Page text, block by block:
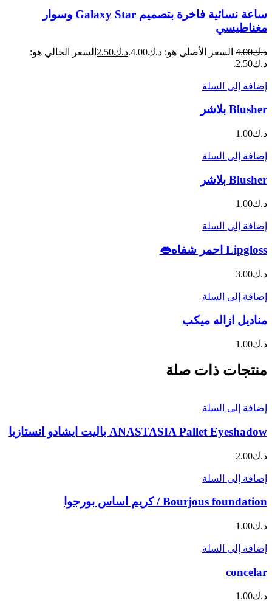
ساعة نسائية فاخرة بتصميم Galaxy Star وسوار
مغناطيسي
د.ك4.00 السعر الأصلي هو: د.ك4.00. د.ك2.50 السعر الحالي هو:
د.ك2.50.
إضافة إلى السلة
Blusher بلاشر
د.ك1.00
إضافة إلى السلة
Blusher بلاشر
د.ك1.00
إضافة إلى السلة
Lipgloss احمر شفاه👄
د.ك3.00
إضافة إلى السلة
مناديل ازاله ميكب
د.ك1.00
منتجات ذات صلة
إضافة إلى السلة
ANASTASIA Pallet Eyeshadow باليت ايشادو انستازيا
د.ك2.00
إضافة إلى السلة
Bourjous foundation / كريم اساس بورجوا
د.ك1.00
إضافة إلى السلة
concelar
د.ك1.00